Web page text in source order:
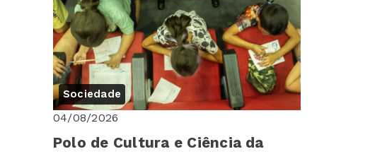
Sociedade
04/08/2026
Polo de Cultura e Ciência da